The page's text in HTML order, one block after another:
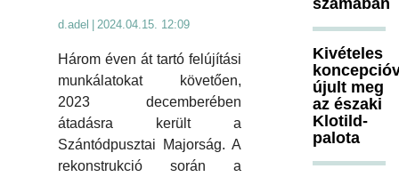
d.adel | 2024.04.15. 12:09
Három éven át tartó felújítási
munkálatokat követően,
2023 decemberében
átadásra került a
Szántódpusztai Majorság. A
rekonstrukció során a
Kivételes
újult meg
az északi
Klotild-
palota